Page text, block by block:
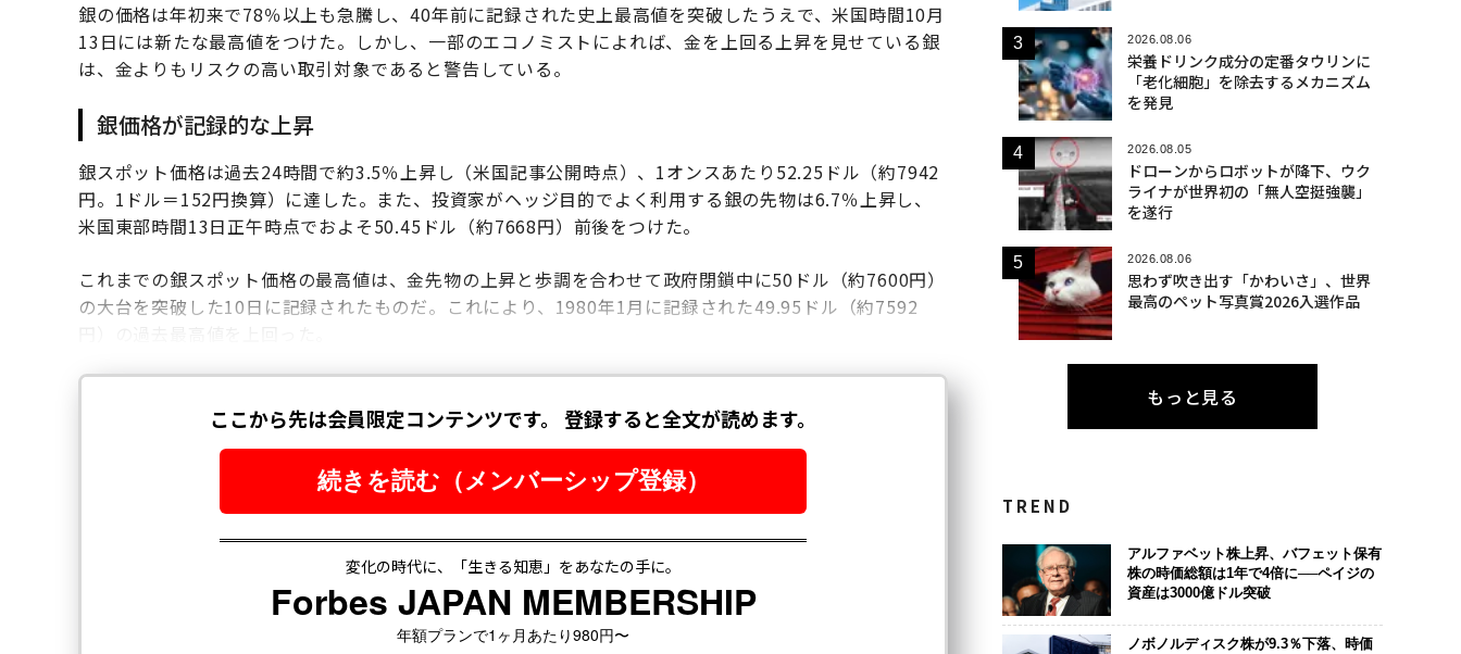
銀の価格は年初来で78％以上も急騰し、40年前に記録された史上最高値を突破したうえで、米国時間10月
13日には新たな最高値をつけた。しかし、一部のエコノミストによれば、金を上回る上昇を見せている銀
は、金よりもリスクの高い取引対象であると警告している。
銀価格が記録的な上昇
銀スポット価格は過去24時間で約3.5％上昇し（米国記事公開時点）、1オンスあたり52.25ドル（約7942
円。1ドル＝152円換算）に達した。また、投資家がヘッジ目的でよく利用する銀の先物は6.7％上昇し、
米国東部時間13日正午時点でおよそ50.45ドル（約7668円）前後をつけた。
これまでの銀スポット価格の最高値は、金先物の上昇と歩調を合わせて政府閉鎖中に50ドル（約7600円）
の大台を突破した10日に記録されたものだ。これにより、1980年1月に記録された49.95ドル（約7592
2026.08.06
栄養ドリンク成分の定番タウリンに
「老化細胞」を除去するメカニズム
を発見
2026.08.05
ドローンからロボットが降下、ウク
ライナが世界初の「無人空挺強襲」
を遂行
2026.08.06
思わず吹き出す「かわいさ」、世界
最高のペット写真賞2026入選作品
もっと見る
TREND
アルファベット株上昇、バフェット保有
株の時価総額は1年で4倍に──ペイジの
資産は3000億ドル突破
ノボノルディスク株が9.3％下落、時価